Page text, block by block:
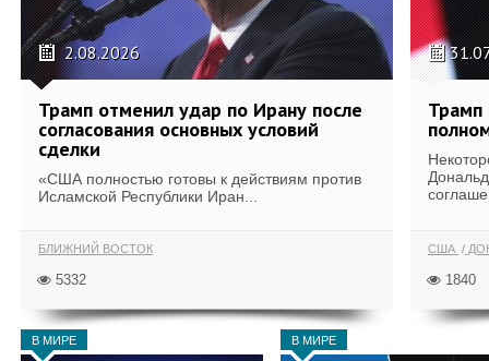
2.08.2026
Трамп отменил удар по Ирану после
согласования основных условий
сделки
«США полностью готовы к действиям против
Исламской Республики Иран...
БЛИЖНИЙ ВОСТОК
5332
Трамп
США
1840
В МИРЕ В МИРЕ